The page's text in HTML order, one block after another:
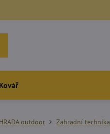
outdoor Zahradní technika